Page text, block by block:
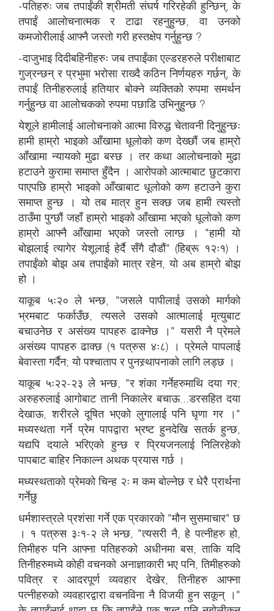
-पतिहरुः जब तपाईंकी श्रीमती संघर्ष गरिरहेकी हुन्छिन्, के
तपाईं आलोचनात्मक र टाढा रहनुहुन्छ, वा उनको
कमजोरीलाई आफ्नै जस्तो गरी हस्तक्षेप गर्नुहुन्छ ?
-दाजुभाइ दिदीबहिनीहरुः जब तपाईंका एल्डरहरुले परीक्षाबाट
गुज्रन्छन् र प्रभुमा भरोसा राख्दै कठिन निर्णयहरु गर्छन्, के
तपाईं तिनीहरुलाई हतियार बोक्ने व्यक्तिको रुपमा समर्थन
गर्नुहुन्छ वा आलोचकको रुपमा पछाडि उभिनुहुन्छ ?
येशूले हामीलाई आलोचनाको आत्मा विरुद्ध चेतावनी दिनुहुन्छः
हामी हाम्रो भाइको आँखामा धूलोको कण देख्छौं जब हाम्रो
आँखामा न्यायको मुढा बस्छ । तर कथा आलोचनाको मुढा
हटाउने कुरामा समाप्त हुँदैन । आरोपको आत्माबाट छुटकारा
पाएपछि हाम्रो भाइको आँखाबाट धूलोको कण हटाउने कुरा
समाप्त हुन्छ । यो तब मात्र हुन सक्छ जब हामी त्यस्तो
ठाउँमा पुग्छौं जहाँ हाम्रो भाइको आँखामा भएको धूलोको कण
हाम्रो आफ्नै आँखामा भएको जस्तो लाग्छ । "हामी यो
बोझलाई त्यागेर येशूलाई हेर्दै सँगै दौडौं" (हिब्रू १२ः१) ।
तपाईंको बोझ अब तपाईंको मात्र रहेन, यो अब हाम्रो बोझ
हो ।
याकूब ५ः२० ले भन्छ, "जसले पापीलाई उसको मार्गको
भ्रमबाट फर्काउँछ, त्यसले उसको आत्मालाई मृत्युबाट
बचाउनेछ र असंख्य पापहरु ढाक्नेछ ।" यसरी नै प्रेमले
असंख्य पापहरु ढाक्छ (१ पत्रुस ४ः८) । प्रेमले पापलाई
बेवास्ता गर्दैन; यो पश्चाताप र पुनस्र्थापनाको लागि लड्छ ।
याकूब ५ः२२-२३ ले भन्छ, "र शंका गर्नेहरुमाथि दया गर;
अरुहरुलाई आगोबाट तानी निकालेर बचाऊ...डरसहित दया
देखाऊ, शरीरले दूषित भएको लुगालाई पनि घृणा गर ।"
मध्यस्थता गर्ने प्रेम पापद्वारा भ्रष्ट हुनदेखि सतर्क हुन्छ,
यद्यपि दयाले भरिएको हुन्छ र प्रियजनलाई निलिरहेको
पापबाट बाहिर निकाल्न अथक प्रयास गर्छ ।
मध्यस्थताको प्रेमको चिन्ह २ः म कम बोल्नेछ र धेरै प्रार्थना
गर्नेछु
धर्मशास्त्रले प्रशंसा गर्ने एक प्रकारको "मौन सुसमाचार" छ
। १ पत्रुस ३ः१-२ ले भन्छ, "त्यसरी नै, हे पत्नीहरु हो,
तिमीहरु पनि आफ्ना पतिहरुको अधीनमा बस, ताकि यदि
तिनीहरुमध्ये कोही वचनको अनाज्ञाकारी भए पनि, तिमीहरुको
पवित्र र आदरपूर्ण व्यवहार देखेर, तिनीहरु आफ्ना
पत्नीहरुको व्यवहारद्वारा वचनविना नै विजयी हुन सकून् ।"